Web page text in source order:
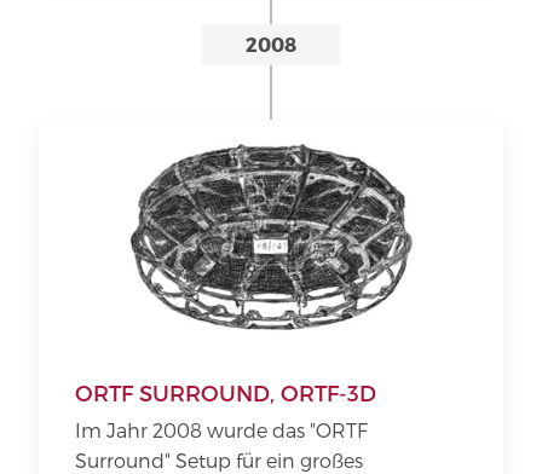
2008
ORTF SURROUND, ORTF-3D
Im Jahr 2008 wurde das "ORTF
Surround" Setup für ein großes